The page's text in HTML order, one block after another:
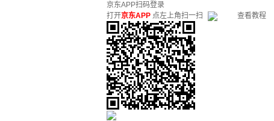
京东APP扫码登录
打开京东APP 点左上角扫一扫 查看教程